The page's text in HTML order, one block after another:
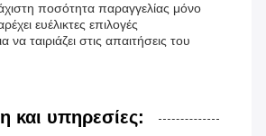
ποσότητα παραγγελίας μόνο
ευέλικτες επιλογές
ταιριάζει στις απαιτήσεις του
και υπηρεσίες: